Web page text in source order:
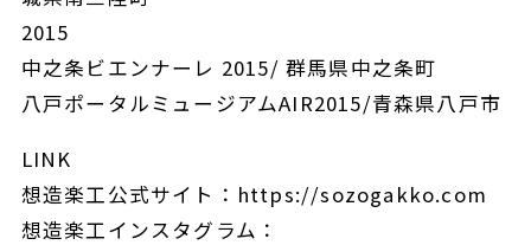
2015
中之条ビエンナーレ 2015/ 群馬県中之条町
八戸ポータルミュージアムAIR2015/青森県八戸市
LINK
想造楽工公式サイト：https://sozogakko.com
想造楽工インスタグラム：